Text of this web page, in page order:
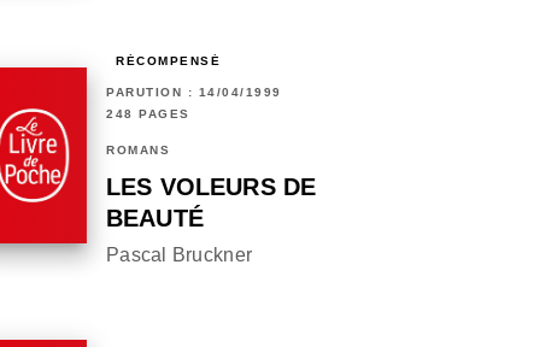
RÉCOMPENSÉ
PARUTION : 14/04/1999
248 PAGES
ROMANS
LES VOLEURS DE
BEAUTÉ
Pascal Bruckner